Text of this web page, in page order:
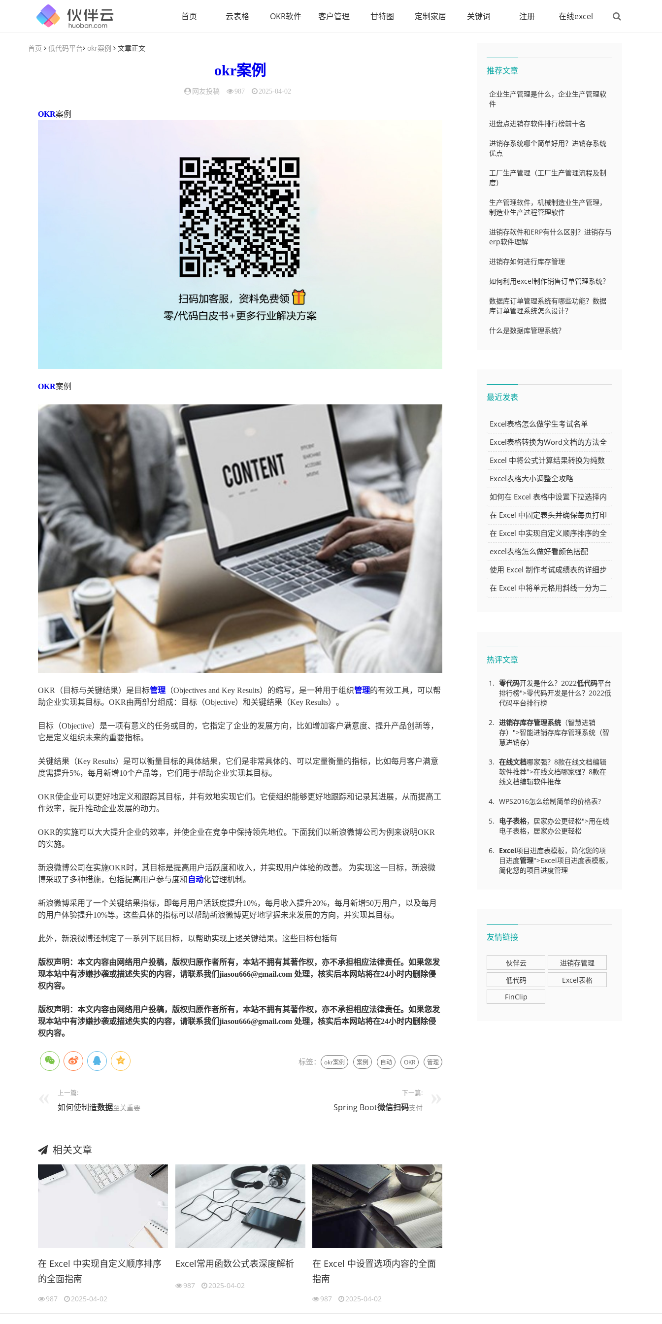
首页 云表格 OKR软件 客户管理 甘特图 定制家居 关键词 注册 在线excel
首页 低代码平台 okr案例 文章正文
okr案例
网友投稿 987 2025-04-02
OKR案例
OKR案例
OKR（目标与关键结果）是目标管理 （Objectives and Key Results）的缩写，是一种用于组织管理的有效工具，可以帮
助企业实现其目标。OKR由两部分组成：目标（Objective）和关键结果（Key Results）。
目标（Objective）是一项有意义的任务或目的，它指定了企业的发展方向，比如增加客户满意度、提升产品创新等，
它是定义组织未来的重要指标。
关键结果（Key Results）是可以衡量目标的具体结果，它们是非常具体的、可以定量衡量的指标，比如每月客户满意
度需提升5%，每月新增10个产品等，它们用于帮助企业实现其目标。
OKR使企业可以更好地定义和跟踪其目标，并有效地实现它们。它使组织能够更好地跟踪和记录其进展，从而提高工
作效率，提升推动企业发展的动力。
OKR的实施可以大大提升企业的效率，并使企业在竞争中保持领先地位。下面我们以新浪微博公司为例来说明OKR
的实施。
新浪微博公司在实施OKR时，其目标是提高用户活跃度和收入，并实现用户体验的改善。 为实现这一目标，新浪微
博采取了多种措施，包括提高用户参与度和 自动化管理机制。
新浪微博采用了一个关键结果指标，即每月用户活跃度提升10%，每月收入提升20%，每月新增50万用户，以及每月
的用户体验提升10%等。这些具体的指标可以帮助新浪微博更好地掌握未来发展的方向，并实现其目标。
此外，新浪微博还制定了一系列下属目标，以帮助实现上述关键结果。这些目标包括每
版权声明：本文内容由网络用户投稿，版权归原作者所有，本站不拥有其著作权，亦不承担相应法律责任。如果您发
现本站中有涉嫌抄袭或描述失实的内容，请联系我们jiasou666@gmail.com 处理，核实后本网站将在24小时内删除侵
权内容。
版权声明：本文内容由网络用户投稿，版权归原作者所有，本站不拥有其著作权，亦不承担相应法律责任。如果您发
现本站中有涉嫌抄袭或描述失实的内容，请联系我们jiasou666@gmail.com 处理，核实后本网站将在24小时内删除侵
权内容。
标签： okr案例 案例 自动 OKR 管理
上一篇:
如何使制造数据至关重要
下一篇:
Spring Boot微信扫码支付
相关文章
在 Excel 中实现自定义顺序排序
的全面指南
987 2025-04-02
Excel常用函数公式表深度解析
987 2025-04-02
在 Excel 中设置选项内容的全面
指南
987 2025-04-02
推荐文章
企业生产管理是什么，企业生产管理软
件
进盘点进销存软件排行榜前十名
进销存系统哪个简单好用？进销存系统
优点
工厂生产管理（工厂生产管理流程及制
度）
生产管理软件，机械制造业生产管理，
制造业生产过程管理软件
进销存软件和ERP有什么区别？进销存与
erp软件理解
进销存如何进行库存管理
如何利用excel制作销售订单管理系统？
数据库订单管理系统有哪些功能？数据
库订单管理系统怎么设计？
什么是数据库管理系统？
最近发表
Excel表格怎么做学生考试名单
Excel表格转换为Word文档的方法全
解析
Excel 中将公式计算结果转换为纯数
字的多种方法
Excel表格大小调整全攻略
如何在 Excel 表格中设置下拉选择内
容
在 Excel 中固定表头并确保每页打印
时都显示表头的方法详解
在 Excel 中实现自定义顺序排序的全
面指南
excel表格怎么做好看颜色搭配
使用 Excel 制作考试成绩表的详细步
骤及技巧
在 Excel 中将单元格用斜线一分为二
热评文章
零代码开发是什么？2022低代码平台
排行榜">零代码开发是什么？2022低
代码平台排行榜
进销存库存管理系统 （智慧进销
存）">智能进销存库存管理系统（智
慧进销存）
在线文档哪家强？8款在线文档编辑
软件推荐">在线文档哪家强？8款在
线文档编辑软件推荐
WPS2016怎么绘制简单的价格表?
电子表格，居家办公更轻松">用在线
电子表格，居家办公更轻松
Excel项目进度表模板，简化您的项
目进度管理">Excel项目进度表模板，
简化您的项目进度管理
友情链接
伙伴云
进销存管理
低代码
Excel表格
FinClip